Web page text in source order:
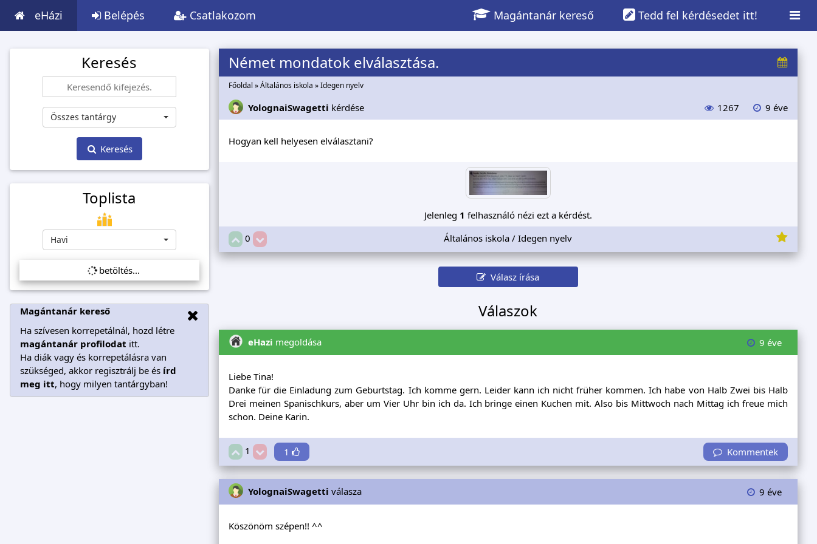
eHázi Belépés Csatlakozom Tedd fel kérdésedet itt!
Magántanár kereső
Keresés
Összes tantárgy
Keresés
Toplista
Havi
betöltés...
Magántanár kereső
Ha szívesen korrepetálnál, hozd létre
magántanár profilodat itt.
Ha diák vagy és korrepetálásra van
szükséged, akkor regisztrálj be és írd
meg itt, hogy milyen tantárgyban!
Német mondatok elválasztása.
Főoldal »Általános iskola »Idegen nyelv
YolognaiSwagetti kérdése 1267 9 éve
Hogyan kell helyesen elválasztani?
Jelenleg 1 felhasználó nézi ezt a kérdést.
0
Általános iskola / Idegen nyelv
Válasz írása
Válaszok
eHazi megoldása 9 éve
Liebe Tina!
Danke für die Einladung zum Geburtstag. Ich komme gern. Leider kann ich nicht früher kommen. Ich habe von Halb Zwei bis Halb
Drei meinen Spanischkurs, aber um Vier Uhr bin ich da. Ich bringe einen Kuchen mit. Also bis Mittwoch nach Mittag ich freue mich
schon. Deine Karin.
1 1 Kommentek
YolognaiSwagetti válasza 9 éve
Köszönöm szépen!! ^^